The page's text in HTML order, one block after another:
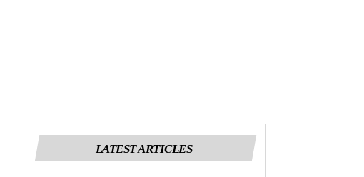
LATEST ARTICLES